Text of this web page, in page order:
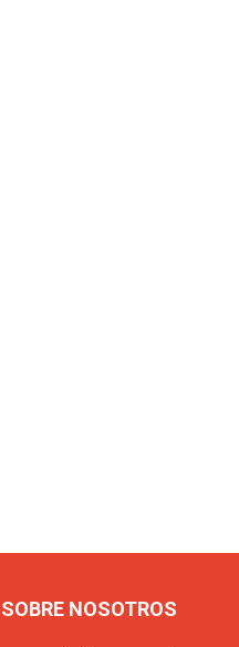
SOBRE NOSOTROS